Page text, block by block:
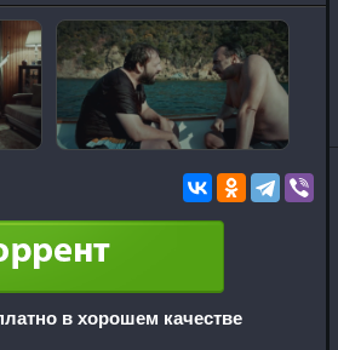
в хорошем качестве